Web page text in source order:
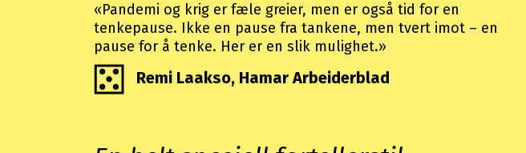
«Pandemi og krig er fæle greier, men er også tid for en
tenkepause. Ikke en pause fra tankene, men tvert imot – en
pause for å tenke. Her er en slik mulighet.»
Remi Laakso, Hamar Arbeiderblad